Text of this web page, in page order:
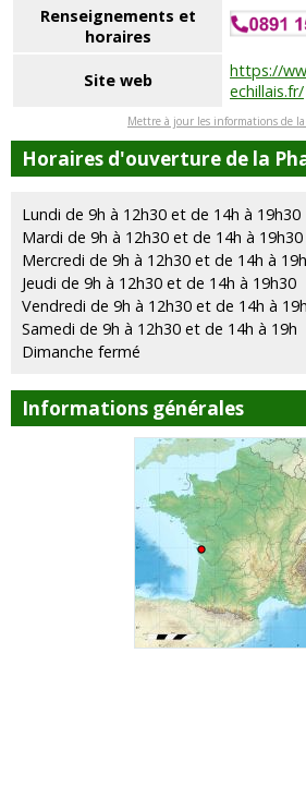
Renseignements et
horaires
Site web
https://
echillais.fr/
Mettre à jour les informations de
Horaires d'ouverture de la
Lundi de 9h à 12h30 et de 14h à 19h30
Mardi de 9h à 12h30 et de 14h à 19h30
Mercredi de 9h à 12h30 et de 14h à
Jeudi de 9h à 12h30 et de 14h à 19h30
Vendredi de 9h à 12h30 et de 14h à
Samedi de 9h à 12h30 et de 14h à 19h
Dimanche fermé
Informations générales